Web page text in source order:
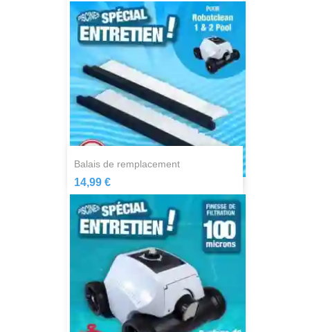
balais de remplacement
14,99 €